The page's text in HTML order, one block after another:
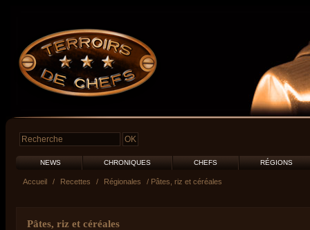
NEWS CHRONIQUES CHEFS RÉGIONS
Accueil / Recettes / Régionales / Pâtes, riz et céréales
Pâtes, riz et céréales